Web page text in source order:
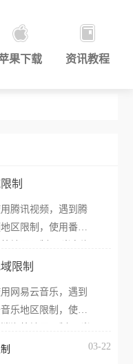
果下载 资讯教程
制
腾讯视频，遇到腾
区限制，使用番茄
讯视频，却突然弹
播放”的提示语。
如香港、澳门、台
等国家和地区时，
限制
网易云音乐，遇到
乐地区限制，使用
开网易云音乐，却 03-22